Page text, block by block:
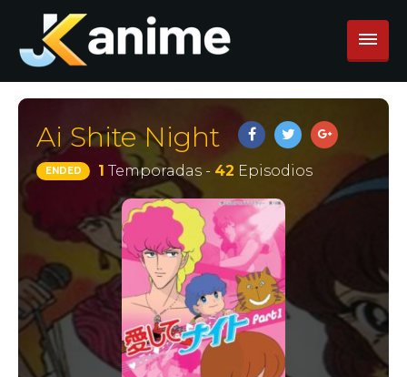
Ai Shite Night
ENDED 1 Temporadas - 42 Episodios